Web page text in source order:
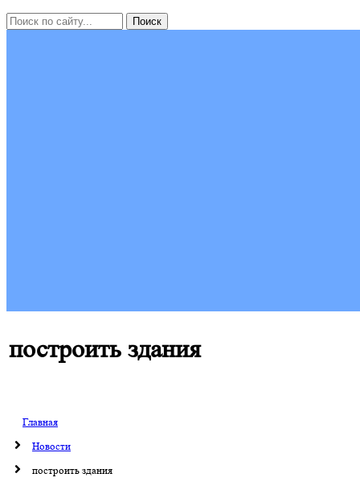
построить здания
Главная
Новости
построить здания